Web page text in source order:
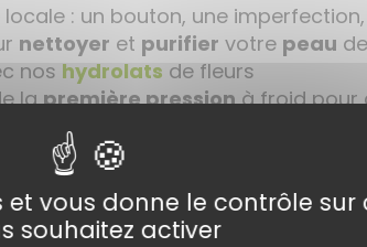
: un bouton, une
nettoyer et purifier votre peau
nos hydrolats de fleurs
lapremière pressionà froid pour
lumière.
tant que
en fonction des saisons et des
et vous donne le contrôle sur
souhaitez activer